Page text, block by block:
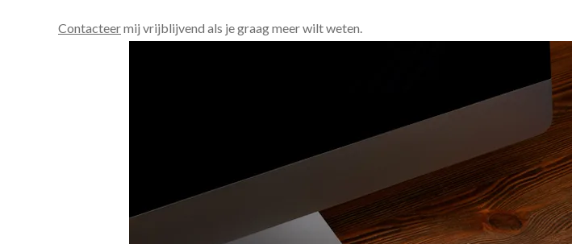
Contacteermij vrijblijvend als je graag meer wilt weten.